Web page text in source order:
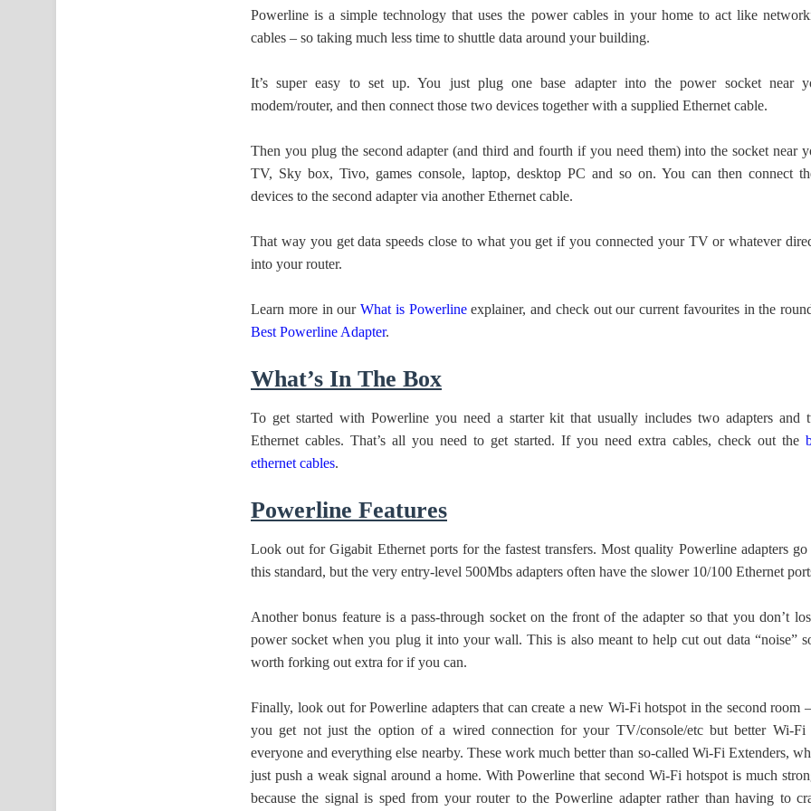
Powerline is a simple technology that uses the power cables in your home to act like
cables – so taking much less time to shuttle data around your building.
It’s super easy to set up. You just plug one base adapter into the power socket near
modem/router, and then connect those two devices together with a supplied Ethernet cable.
Then you plug the second adapter (and third and fourth if you need them) into the socket near
TV, Sky box, Tivo, games console, laptop, desktop PC and so on. You can then connect
devices to the second adapter via another Ethernet cable.
That way you get data speeds close to what you get if you connected your TV or whatever
into your router.
Learn more in our What is Powerlineexplainer, and check out our current favourites in the
Best Powerline Adapter.
What’s In The Box
To get started with Powerline you need a starter kit that usually includes two adapters and
Ethernet cables. That’s all you need to get started. If you need extra cables, check out the
ethernet cables.
Powerline Features
Look out for Gigabit Ethernet ports for the fastest transfers. Most quality Powerline adapters
this standard, but the very entry-level 500Mbs adapters often have the slower 10/100 Ethernet
Another bonus feature is a pass-through socket on the front of the adapter so that you don’t
power socket when you plug it into your wall. This is also meant to help cut out data “noise”
worth forking out extra for if you can.
Finally, look out for Powerline adapters that can create a new Wi-Fi hotspot in the second room
you get not just the option of a wired connection for your TV/console/etc but better Wi-Fi
everyone and everything else nearby. These work much better than so-called Wi-Fi Extenders,
just push a weak signal around a home. With Powerline that second Wi-Fi hotspot is much
because the signal is sped from your router to the Powerline adapter rather than having to